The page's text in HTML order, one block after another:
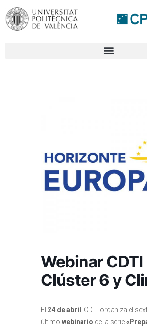
Webinar CDTI
Clúster 6 y
El 24 de abril
, CDTI organiza el
último webinario de la serie